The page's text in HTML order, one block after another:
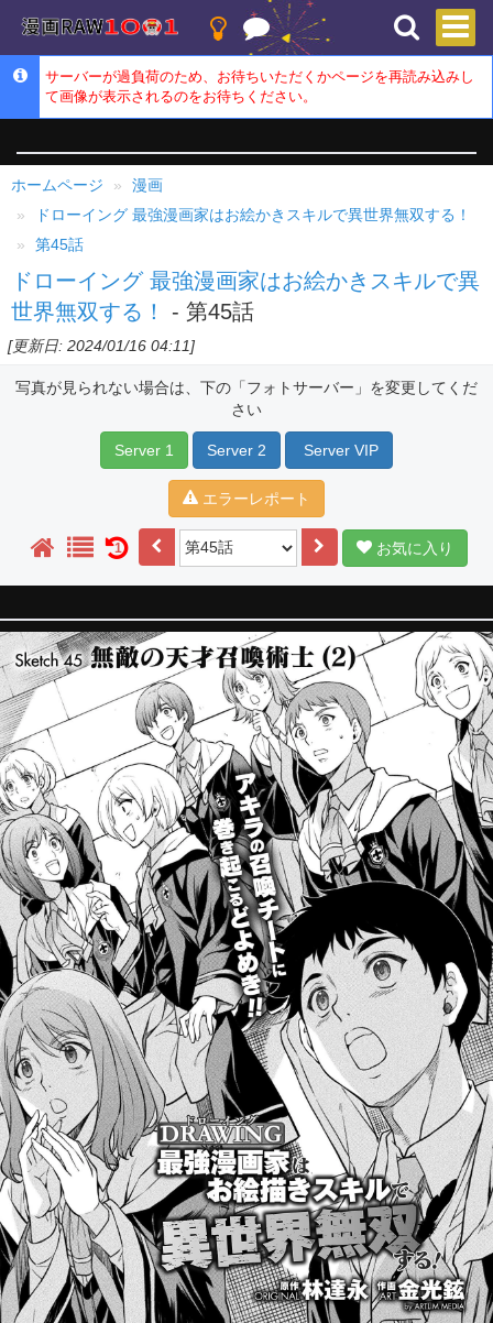
サーバーが過負荷のため、お待ちいただくかページを再読み込みし
て画像が表示されるのをお待ちください。
ホームページ
漫画
ドローイング 最強漫画家はお絵かきスキルで異世界無双する！
第45話
ドローイング 最強漫画家はお絵かきスキルで異
世界無双する！
- 第45話
[更新日: 2024/01/16 04:11]
写真が見られない場合は、下の「フォトサーバー」を変更してくだ
さい
Server 1 Server 2 Server VIP
エラーレポート
1 お気に入り